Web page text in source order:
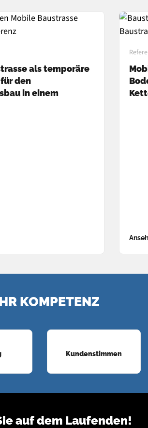
als temporäre
den
in einem
KOMPETENZ
Kundenstimmen
auf dem Laufenden!